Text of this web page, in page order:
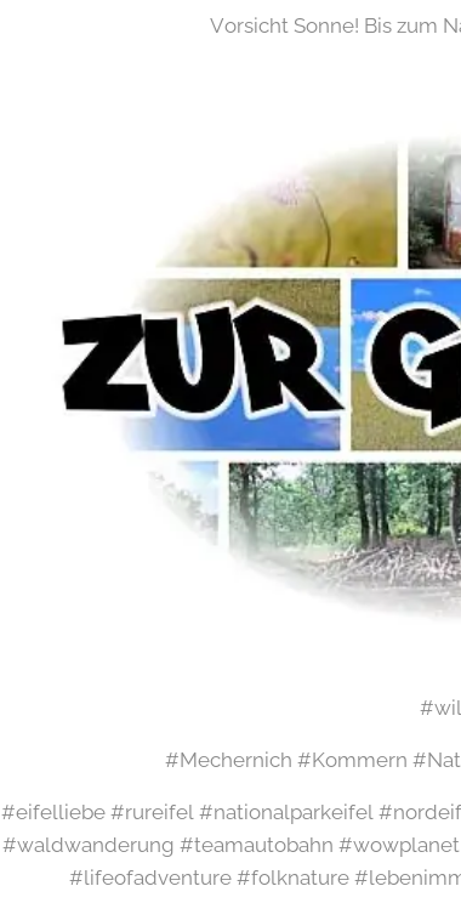
Vorsicht Sonne! Bis zum
#Mechernich #Kommern
#eifelliebe #rureifel #nationalparkeifel
#waldwanderung #teamautobahn
#lifeofadventure #folknature